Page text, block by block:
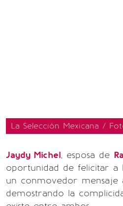
La Selección Mexicana /
Jaydy Michel, esposa de
oportunidad de felicitar a
un conmovedor mensaje
demostrando la